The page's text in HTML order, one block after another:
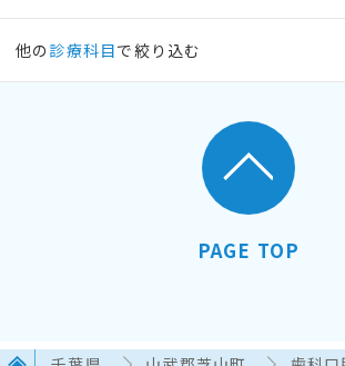
他の 診療科目で絞り込む
PAGE TOP